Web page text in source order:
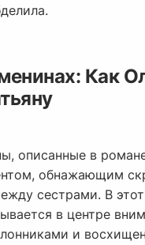
Как
описанные в
обнажающим
сестрами. В
в центре
и